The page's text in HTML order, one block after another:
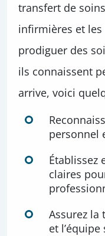
transfert de
infirmières et
prodiguer des
ils connaissent
arrive, voici
personnel
Établissez
claires
Assurez la
et